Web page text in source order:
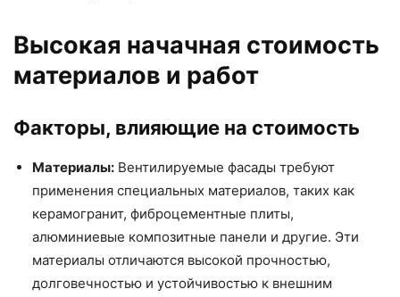
Высокая начачная стоимость
материалов и работ
Факторы, влияющие на стоимость
Материалы: Вентилируемые фасады требуют
применения специальных материалов, таких как
керамогранит, фиброцементные плиты,
алюминиевые композитные панели и другие. Эти
материалы отличаются высокой прочностью,
долговечностью и устойчивостью к внешним